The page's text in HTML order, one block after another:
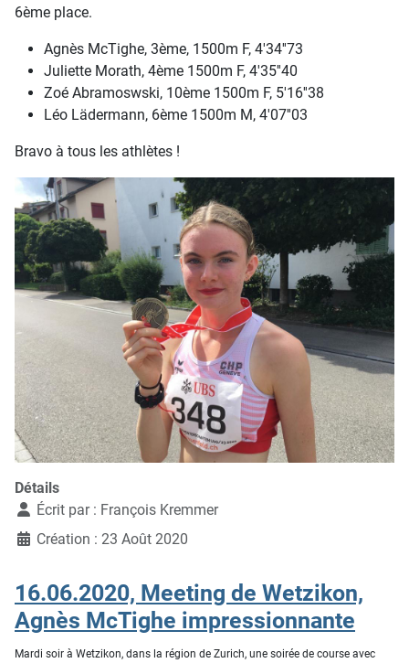
6ème place.
Agnès McTighe, 3ème, 1500m F, 4'34''73
Juliette Morath, 4ème 1500m F, 4'35''40
Zoé Abramoswski, 10ème 1500m F, 5'16''38
Léo Lädermann, 6ème 1500m M, 4'07''03
Bravo à tous les athlètes !
Détails
Écrit par : François Kremmer
Création : 23 Août 2020
16.06.2020, Meeting de Wetzikon,
Agnès McTighe impressionnante
Mardi soir à Wetzikon, dans la région de Zurich, une soirée de course avec